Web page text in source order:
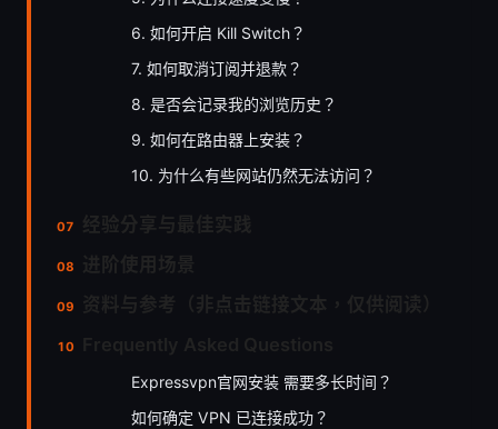
6. 如何开启 Kill Switch？
7. 如何取消订阅并退款？
8. 是否会记录我的浏览历史？
9. 如何在路由器上安装？
10. 为什么有些网站仍然无法访问？
Expressvpn官网安装 需要多长时间？
如何确定 VPN 已连接成功？